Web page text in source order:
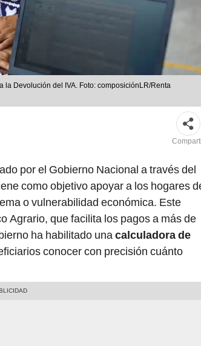
la Devolución del IVA. Foto: composiciónLR/Renta
por el Gobierno Nacional a través del
como objetivo apoyar a los hogares de
o vulnerabilidad económica. Este
ha habilitado unacalculadora de
conocer con precisión cuánto